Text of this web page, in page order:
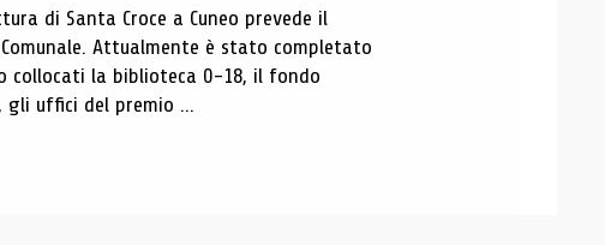
di Santa Croce a Cuneo prevede il
Attualmente è stato completato
collocati la biblioteca 0-18, il fondo
gli uffici del premio ...